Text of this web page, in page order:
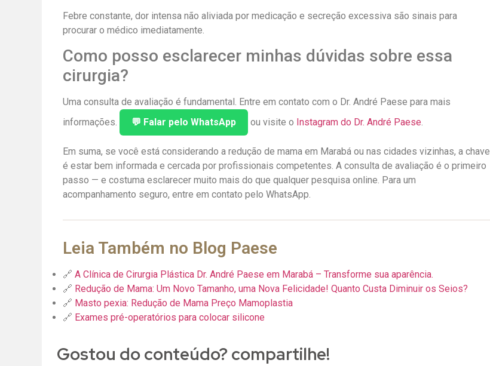
Febre constante, dor intensa não aliviada por medicação e secreção excessiva são sinais para
procurar o médico imediatamente.
Como posso esclarecer minhas dúvidas sobre essa
cirurgia?
Uma consulta de avaliação é fundamental. Entre em contato com o Dr. André Paese para mais
informações.
💬 Falar pelo WhatsApp ou visite o Instagram do Dr. André Paese.
Em suma, se você está considerando a redução de mama em Marabá ou nas cidades vizinhas, a chave
é estar bem informada e cercada por profissionais competentes. A consulta de avaliação é o primeiro
passo — e costuma esclarecer muito mais do que qualquer pesquisa online. Para um
acompanhamento seguro, entre em contato pelo WhatsApp.
Leia Também no Blog Paese
🔗 A Clínica de Cirurgia Plástica Dr. André Paese em Marabá – Transforme sua aparência.
🔗 Redução de Mama: Um Novo Tamanho, uma Nova Felicidade! Quanto Custa Diminuir os Seios?
🔗 Masto pexia: Redução de Mama Preço Mamoplastia
🔗 Exames pré-operatórios para colocar silicone
Gostou do conteúdo? compartilhe!